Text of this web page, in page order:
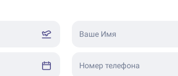
Ваше Имя
Номер телефона